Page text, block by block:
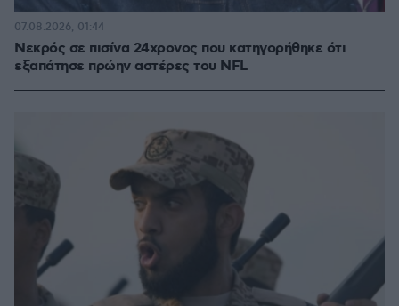
Νεκρός σε πισίνα 24χρονος που κατηγορήθηκε ότι
εξαπάτησε πρώην αστέρες του NFL
07.08.2026, 01:44